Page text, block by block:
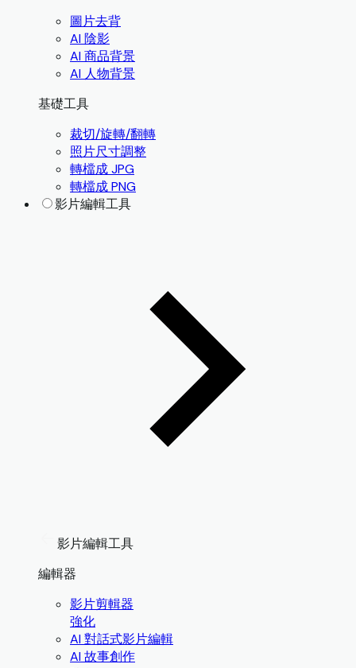
圖片去背
AI 陰影
AI 商品背景
AI 人物背景
基礎工具
裁切/旋轉/翻轉
照片尺寸調整
轉檔成 JPG
轉檔成 PNG
影片編輯工具
影片編輯工具
編輯器
影片剪輯器
強化
AI 對話式影片編輯
AI 故事創作